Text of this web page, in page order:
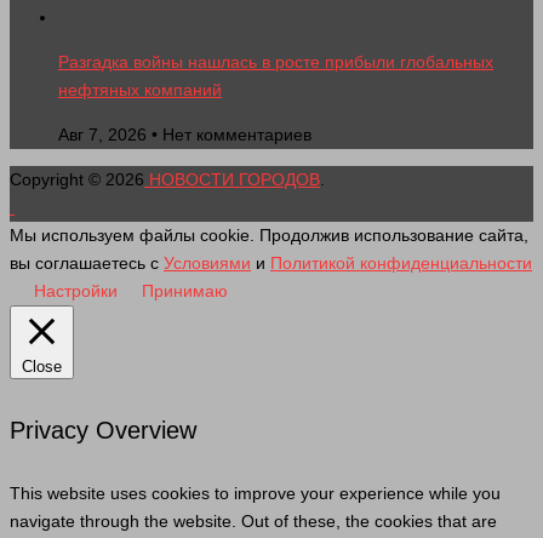
Разгадка войны нашлась в росте прибыли глобальных
нефтяных компаний
Авг 7, 2026 • Нет комментариев
Copyright © 2026 НОВОСТИ ГОРОДОВ
Мы используем файлы cookie. Продолжив использование сайта,
вы соглашаетесь с Условиями и Политикой конфиденциальности
Настройки
Принимаю
Close
Privacy Overview
This website uses cookies to improve your experience while you
navigate through the website. Out of these, the cookies that are